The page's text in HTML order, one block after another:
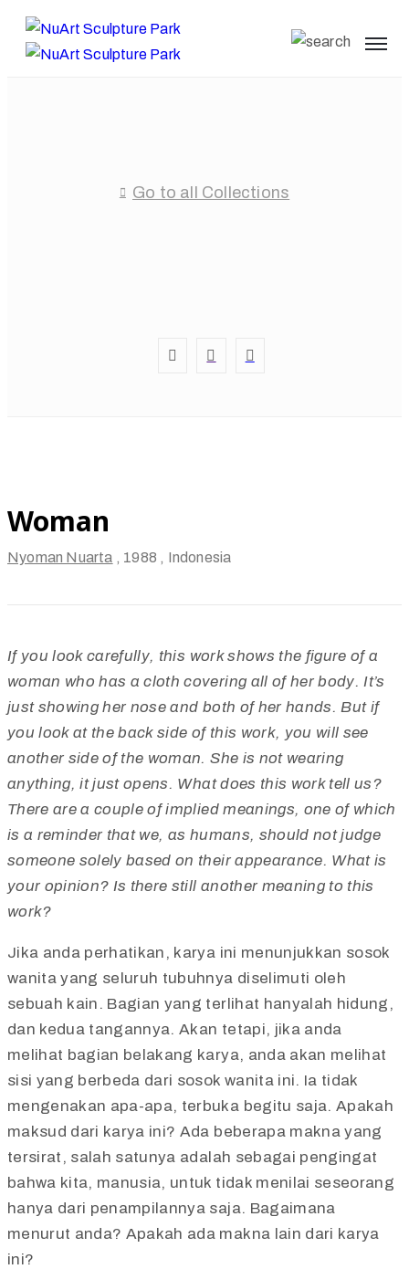
Go to all Collections
Woman
Nyoman Nuarta , 1988 , Indonesia
If you look carefully, this work shows the figure of a
woman who has a cloth covering all of her body. It’s
just showing her nose and both of her hands. But if
you look at the back side of this work, you will see
another side of the woman. She is not wearing
anything, it just opens. What does this work tell us?
There are a couple of implied meanings, one of which
is a reminder that we, as humans, should not judge
someone solely based on their appearance. What is
your opinion? Is there still another meaning to this
work?
Jika anda perhatikan, karya ini menunjukkan sosok
wanita yang seluruh tubuhnya diselimuti oleh
sebuah kain. Bagian yang terlihat hanyalah hidung,
dan kedua tangannya. Akan tetapi, jika anda
melihat bagian belakang karya, anda akan melihat
sisi yang berbeda dari sosok wanita ini. Ia tidak
mengenakan apa-apa, terbuka begitu saja. Apakah
maksud dari karya ini? Ada beberapa makna yang
tersirat, salah satunya adalah sebagai pengingat
bahwa kita, manusia, untuk tidak menilai seseorang
hanya dari penampilannya saja. Bagaimana
menurut anda? Apakah ada makna lain dari karya
ini?